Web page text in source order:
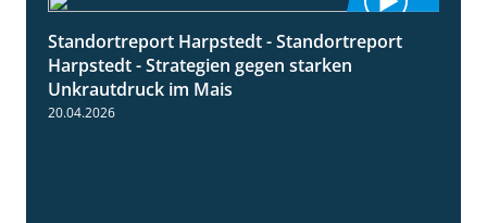
9:11
Standortreport Harpstedt - Standortreport
Harpstedt - Strategien gegen starken
Unkrautdruck im Mais
20.04.2026